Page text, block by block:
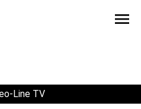
menu
Line TV